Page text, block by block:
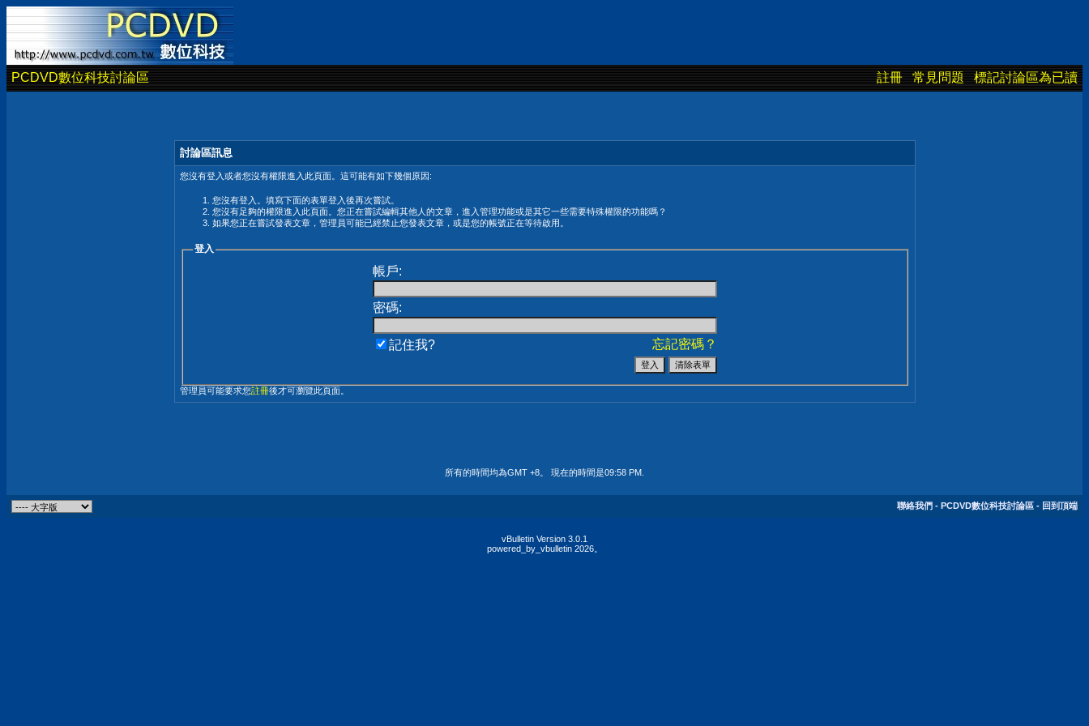
PCDVD數位科技討論區 註冊 常見問題 標記討論區為已讀
討論區訊息
您沒有登入或者您沒有權限進入此頁面。這可能有如下幾個原因:
您沒有登入。填寫下面的表單登入後再次嘗試。
您沒有足夠的權限進入此頁面。您正在嘗試編輯其他人的文章，進入管理功能或是其它一些需要特殊權限的功能嗎？
如果您正在嘗試發表文章，管理員可能已經禁止您發表文章，或是您的帳號正在等待啟用。
登入
帳戶:
密碼:
忘記密碼？
記住我?
管理員可能要求您註冊後才可瀏覽此頁面。
所有的時間均為GMT +8。 現在的時間是09:58 PM
聯絡我們 - PCDVD數位科技討論區 - 回到頂端
vBulletin Version 3.0.1
powered_by_vbulletin 2026。